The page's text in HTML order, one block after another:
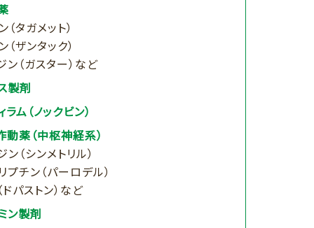
タガメット）
ザンタック）
ン（ガスター）など
製剤
ム（ノックビン）
動薬（中枢神経系）
（シンメトリル）
プチン（パーロデル）
パストン）など
ン製剤